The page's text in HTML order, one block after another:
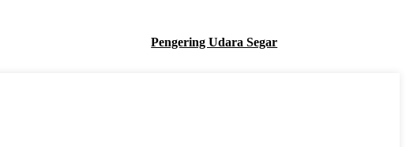
Pengering Udara Segar